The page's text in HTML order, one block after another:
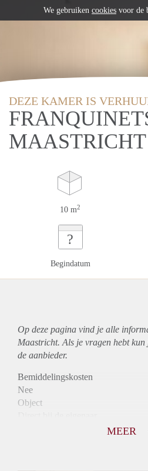
DEZE KAMER IS
MAASTRICHT
10 m2
?
Begindatum
Op deze pagina vind je alle
Maastricht. Als je vragen hebt kun
de aanbieder.
Bemiddelingskosten
Nee
Object
MEER
We gebruiken cookies voor de